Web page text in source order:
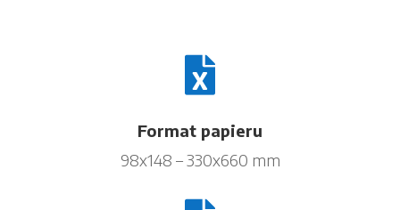

Format papieru
98x148 – 330x660 mm